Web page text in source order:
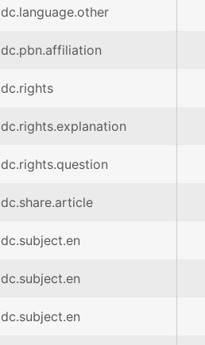
dc.language.other
dc.pbn.affiliation
dc.rights
dc.rights.explanation
dc.rights.question
dc.share.article
dc.subject.en
dc.subject.en
dc.subject.en